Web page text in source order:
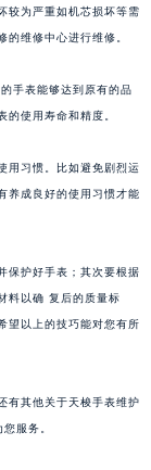
较为严重如机芯损坏等需
维修中心进行维修。
手表能够达到原有的品
的使用寿命和精度。
用习惯。比如避免剧烈运
养成良好的使用习惯才能
保护好手表；其次要根据
料以确 复后的质量标
望以上的技巧能对您有所
有其他关于天梭手表维护
服务。